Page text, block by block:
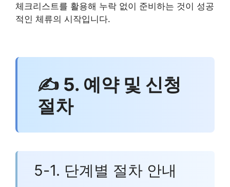
체크리스트를 활용해 누락 없이 준비하는 것이 성공
적인 체류의 시작입니다.
✍ 5. 예약 및 신청
절차
5-1. 단계별 절차 안내